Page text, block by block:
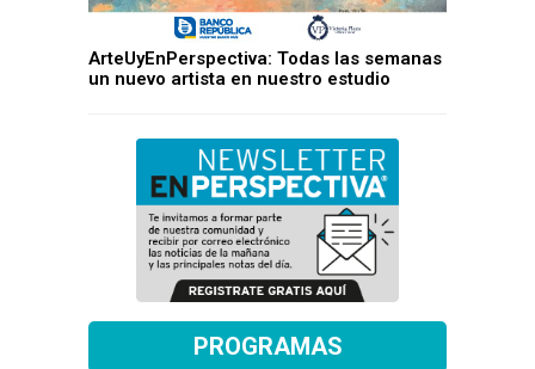
ArteUyEnPerspectiva: Todas las semanas
un nuevo artista en nuestro estudio
PROGRAMAS